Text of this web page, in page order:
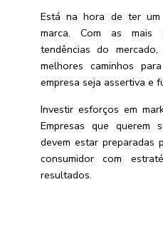
Está na hora de ter
marca. Com as mais
tendências do
melhores caminhos
empresa seja assertiva e
Investir esforços em
Empresas que querem
devem estar
consumidor com
resultados.